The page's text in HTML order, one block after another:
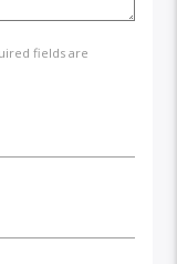
fields are